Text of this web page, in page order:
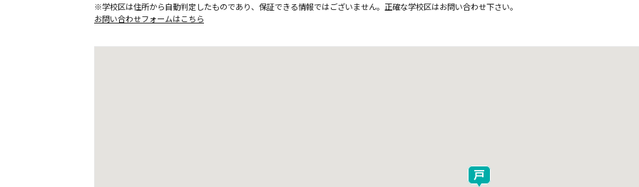
※学校区は住所から自動判定したものであり、保証できる情報ではございません。正確な学校区はお問い合わせ下さい。
お問い合わせフォームはこちら